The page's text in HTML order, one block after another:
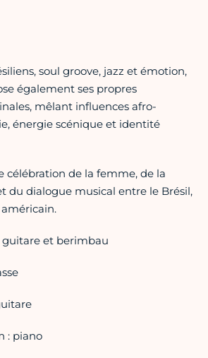
soul groove, jazz et émotion,
également ses propres
mêlant influences afro-
énergie scénique et identité
célébration de la femme, de la
du dialogue musical entre le Brésil,
américain.
guitare et berimbau
: piano